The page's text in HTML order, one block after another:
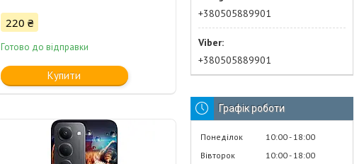
220 ₴
Готово до відправки
Купити
+380505889901
+380505889901
Графік роботи
Понеділок 10:00 18:00
Вівторок
10:00 18:00